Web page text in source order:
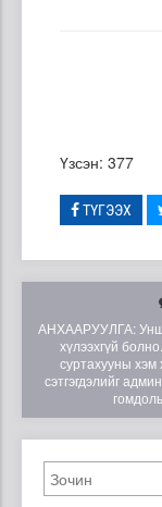
Үзсэн: 377
ТҮГЭЭХ
АНХААРУУЛГА:
хүлээхгүй
суртахууны хэм
сэтгэгдэлийг